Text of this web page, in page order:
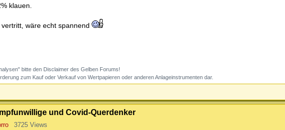
klauen.
wäre echt spannend
bitte den Disclaimer des Gelben Forums!
zum Kauf oder Verkauf von Wertpapieren oder anderen Anlageinstrumenten dar.
und Covid-Querdenker
3725 Views